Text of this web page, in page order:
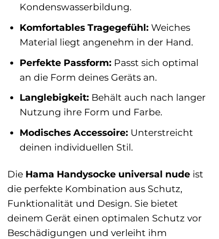
Kondenswasserbildung.
Komfortables Tragegefühl: Weiches
Material liegt angenehm in der Hand.
Perfekte Passform: Passt sich optimal
an die Form deines Geräts an.
Langlebigkeit: Behält auch nach langer
Nutzung ihre Form und Farbe.
Modisches Accessoire: Unterstreicht
deinen individuellen Stil.
Die Hama Handysocke universal nude ist
die perfekte Kombination aus Schutz,
Funktionalität und Design. Sie bietet
deinem Gerät einen optimalen Schutz vor
Beschädigungen und verleiht ihm